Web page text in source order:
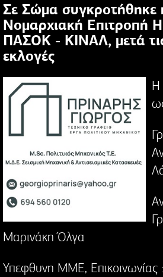
Σε Σώμα συγκροτήθηκε
Νομαρχιακή Επιτροπή
ΠΑΣΟΚ - ΚΙΝΑΛ, μετά
εκλογές
Η
Μαρινάκη Όλγα
Υπεφθυνη ΜΜΕ, Επικοινωνίας